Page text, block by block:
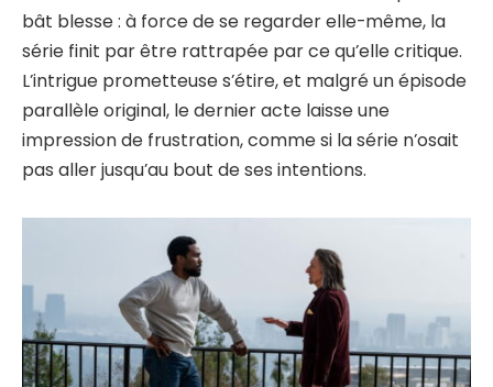
bât blesse : à force de se regarder elle-même, la
série finit par être rattrapée par ce qu’elle critique.
L’intrigue prometteuse s’étire, et malgré un épisode
parallèle original, le dernier acte laisse une
impression de frustration, comme si la série n’osait
pas aller jusqu’au bout de ses intentions.